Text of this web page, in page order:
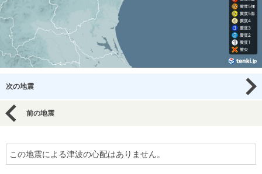
次の地震
前の地震
この地震による津波の心配はありません。